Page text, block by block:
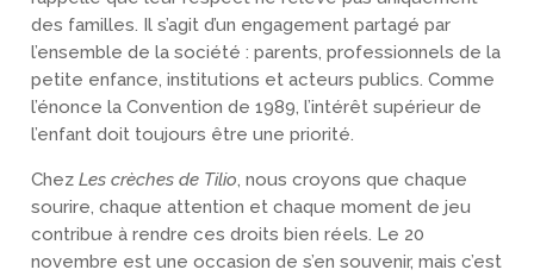
des familles. Il s’agit d’un engagement partagé par
l’ensemble de la société : parents, professionnels de la
petite enfance, institutions et acteurs publics. Comme
l’énonce la Convention de 1989, l’intérêt supérieur de
l’enfant doit toujours être une priorité.
ChezLes crèches de Tilio , nous croyons que chaque
sourire, chaque attention et chaque moment de jeu
contribue à rendre ces droits bien réels. Le 20
novembre est une occasion de s’en souvenir, mais c’est